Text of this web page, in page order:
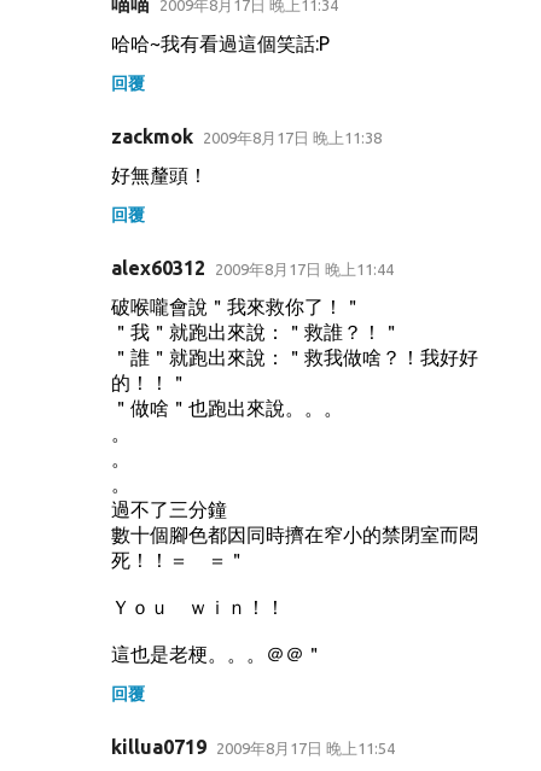
2009年8月17日 晚上11:34
哈哈~我有看過這個笑話:P
回覆
zackmok 2009年8月17日 晚上11:38
好無釐頭！
回覆
alex60312 2009年8月17日 晚上11:44
破喉嚨會說＂我來救你了！＂
＂我＂就跑出來說：＂救誰？！＂
＂誰＂就跑出來說：＂救我做啥？！我好好
的！！＂
＂做啥＂也跑出來說。。。
。
。
。
過不了三分鐘
數十個腳色都因同時擠在窄小的禁閉室而悶
死！！＝ ＝＂
Ｙｏｕ ｗｉｎ！！
這也是老梗。。。＠＠＂
回覆
killua0719 2009年8月17日 晚上11:54